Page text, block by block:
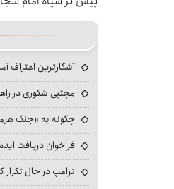
آشکارترین اعتراف
مجتبی شکوری در
چگونه به «جنگ
فراخوان دریافت
ترامپ در حال تکرار